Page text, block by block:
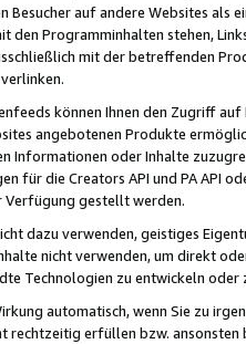
auf andere Websites als
den Programminhalten stehen,
mit der betreffenden
können Ihnen den Zugriff
angebotenen Produkte
Informationen oder Inhalte
für die Creators API und PA API
Verfügung gestellt werden.
dazu verwenden, geistiges
nicht verwenden, um direkt
Technologien zu entwickeln
automatisch, wenn Sie zu
erfüllen bzw. ansonsten